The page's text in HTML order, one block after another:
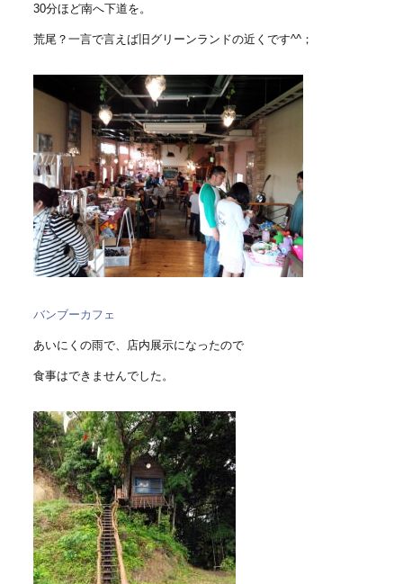
30分ほど南へ下道を。
荒尾？一言で言えば旧グリーンランドの近くです^^；
バンブーカフェ
あいにくの雨で、店内展示になったので
食事はできませんでした。